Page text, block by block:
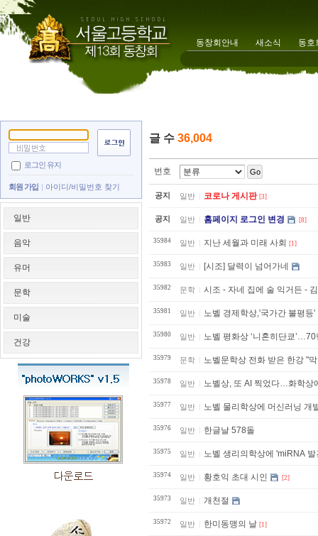
동창회안내 새소식 동호
로그인 유지
회원 가입 아이디/비밀번호 찾기
일반
음악
유머
문학
미술
건강
글 수 36,004
번호 Go
공지 일반 코로나 게시판 [3]
공지 일반 홈페이지 로그인 변경 [8]
35984 일반 지난 세월과 미래 사회 [1]
35983 일반 [시조] 달력이 넘어가네
35982 문학 시조 - 자네 집에 술 익거든 -
35981 일반 노벨 경제학상,'국가간 불평
35980 일반 노벨 평화상 ‘니혼히단쿄
35979 문학 노벨문학상 전화 받은 한강 "
35978 일반 노벨상, 또 AI 찍었다…화학상
35977 일반 노벨 물리학상에 머신러닝 개
35976 일반 한글날 578돌
35975 일반 노벨 생리의학상에 'miRNA
35974 일반 황호익 초대 시인 [2]
35973 일반 개천절
35972 일반 한미동맹의 날 [1]